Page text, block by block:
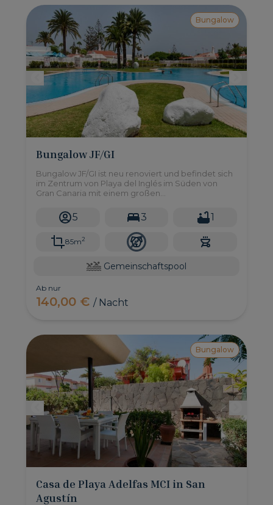
Bungalow
Bungalow JF/GI
Bungalow JF/GI ist neu renoviert und befindet sich
im Zentrum von Playa del Inglés im Süden von
Gran Canaria mit einem großen
Kapazität von bis zu 5 Personen.
5 3 1
85m2
Gemeinschaftspool
Ab nur
140,00 €/ Nacht
Bungalow
Casa de Playa Adelfas MCI in San
Agustín